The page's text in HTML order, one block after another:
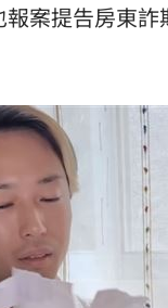
案提告房東